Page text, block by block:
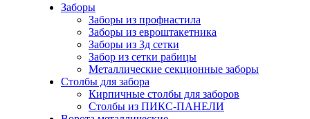
Заборы
Заборы из профнастила
Заборы из евроштакетника
Заборы из 3д сетки
Забор из сетки рабицы
Металлические секционные заборы
Столбы для забора
Кирпичные столбы для заборов
Столбы из ПИКС-ПАНЕЛИ